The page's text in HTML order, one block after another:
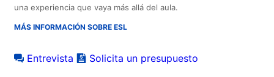
una experiencia que vaya más allá del aula.
MÁS INFORMACIÓN SOBRE ESL
Entrevista Solicita un presupuesto